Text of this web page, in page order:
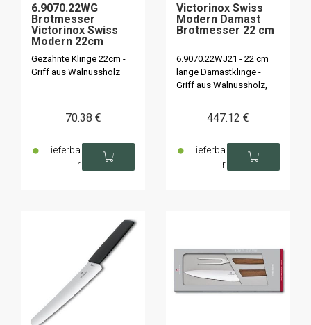
6.9070.22WG
Brotmesser
Victorinox Swiss
Modern 22cm
Walnussholz
Gezahnte Klinge 22cm -
Griff aus Walnussholz
70.38 €
Lieferba
r
Victorinox Swiss
Modern Damast
Brotmesser 22 cm
6.9070.22WJ21 - 22 cm
lange Damastklinge -
Griff aus Walnussholz,
2021 auf 1884 Exemplare.
447.12 €
Lieferba
r